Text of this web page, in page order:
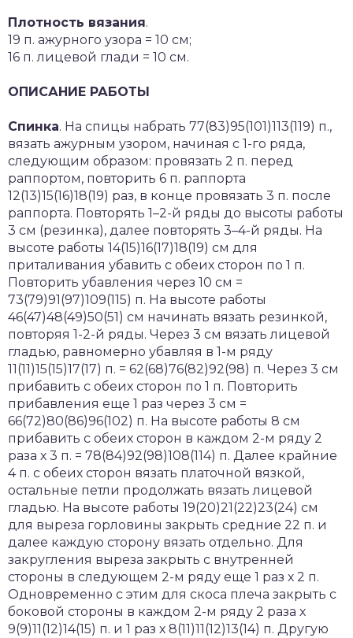
Плотность вязания.
19 п. ажурного узора = 10 см;
16 п. лицевой глади = 10 см.
ОПИСАНИЕ РАБОТЫ
Спинка. На спицы набрать 77(83)95(101)113(119) п.,
вязать ажурным узором, начиная с 1-го ряда,
следующим образом: провязать 2 п. перед
раппортом, повторить 6 п. раппорта
12(13)15(16)18(19) раз, в конце провязать 3 п. после
раппорта. Повторять 1–2-й ряды до высоты работы
3 см (резинка), далее повторять 3–4-й ряды. На
высоте работы 14(15)16(17)18(19) см для
приталивания убавить с обеих сторон по 1 п.
Повторить убавления через 10 см =
73(79)91(97)109(115) п. На высоте работы
46(47)48(49)50(51) см начинать вязать резинкой,
повторяя 1-2-й ряды. Через 3 см вязать лицевой
гладью, равномерно убавляя в 1-м ряду
11(11)15(15)17(17) п. = 62(68)76(82)92(98) п. Через 3 см
прибавить с обеих сторон по 1 п. Повторить
прибавления еще 1 раз через 3 см =
66(72)80(86)96(102) п. На высоте работы 8 см
прибавить с обеих сторон в каждом 2-м ряду 2
раза х 3 п. = 78(84)92(98)108(114) п. Далее крайние
4 п. с обеих сторон вязать платочной вязкой,
остальные петли продолжать вязать лицевой
гладью. На высоте работы 19(20)21(22)23(24) см
для выреза горловины закрыть средние 22 п. и
далее каждую сторону вязать отдельно. Для
закругления выреза закрыть с внутренней
стороны в следующем 2-м ряду еще 1 раз х 2 п.
Одновременно с этим для скоса плеча закрыть с
боковой стороны в каждом 2-м ряду 2 раза х
9(9)11(12)14(15) п. и 1 раз х 8(11)11(12)13(14) п. Другую